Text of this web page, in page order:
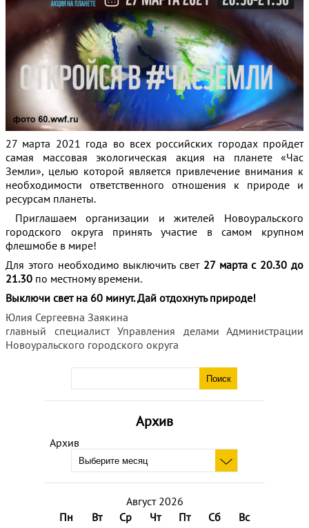
Архив
Архив
Август 2026
Пн
Вт Ср Чт Пт Сб
Вс
27 марта 2021 года во всех российских городах пройдет
самая массовая экологическая акция на планете «Час
Земли», целью которой является привлечение внимания к
необходимости ответственного отношения к природе и
ресурсам планеты.
Приглашаем организации и жителей Новоуральского
городского округа принять участие в самом крупном
флешмобе в мире!
Для этого необходимо выключить свет 27 марта с 20.30 до
21.30 по местному времени.
Выключи свет на 60 минут. Дай отдохнуть природе!
Юлия Сергеевна Заякина
главный специалист Управления делами Администрации
Новоуральского городского округа